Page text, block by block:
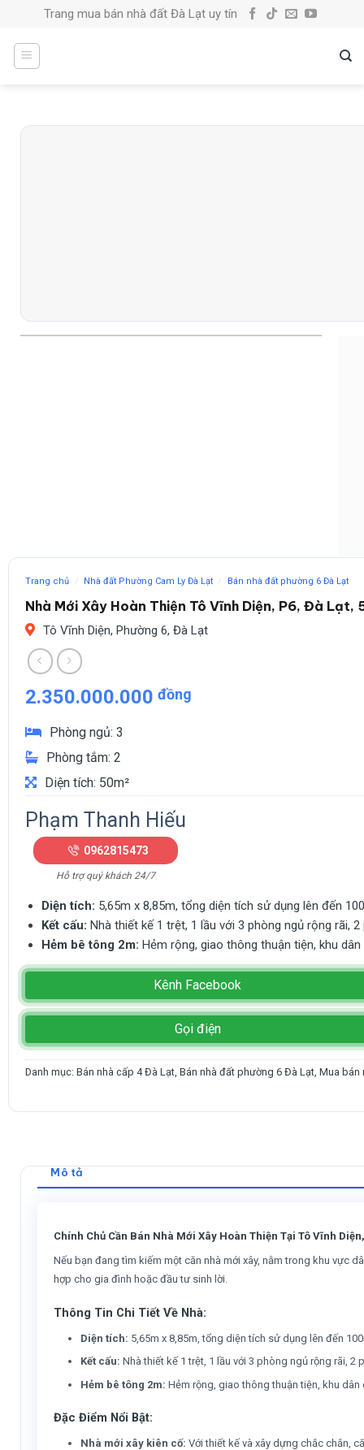
content
Trang mua bán nhà đất Đà Lạt uy tín
Trang chủ / Nhà đất Phường Cam Ly Đà Lạt / Bán nhà đất phường 6 Đà Lạt
Nhà Mới Xây Hoàn Thiện Tô Vĩnh Diện, P6, Đà Lạt,
Tô Vĩnh Diện, Phường 6, Đà Lạt
2.350.000.000 đồng
Phòng ngủ: 3
Phòng tắm: 2
Diện tích: 50m²
Phạm Thanh Hiếu
0962815473
Hỗ trợ quý khách 24/7
Diện tích: 5,65m x 8,85m, tổng diện tích sử dụng lên đến
Kết cấu: Nhà thiết kế 1 trệt, 1 lầu với 3 phòng ngủ rộng rãi,
Hẻm bê tông 2m: Hẻm rộng, giao thông thuận tiện, khu
Kênh Facebook
Gọi điện
Danh mục:Bán nhà cấp 4 Đà Lạt ,Bán nhà đất phường 6 Đà Lạt ,Mua bán
Mô tả
Chính Chủ Cần Bán Nhà Mới Xây Hoàn Thiện Tại Tô Vĩnh
Nếu bạn đang tìm kiếm một căn nhà mới xây, nằm trong khu vực
hợp cho gia đình hoặc đầu tư sinh lời.
Thông Tin Chi Tiết Về Nhà:
Diện tích: 5,65m x 8,85m, tổng diện tích sử dụng lên đến
Kết cấu: Nhà thiết kế 1 trệt, 1 lầu với 3 phòng ngủ rộng rãi,
Hẻm bê tông 2m: Hẻm rộng, giao thông thuận tiện, khu
Đặc Điểm Nổi Bật:
Nhà mới xây kiên cố: Với thiết kế và xây dựng chắc chắn,